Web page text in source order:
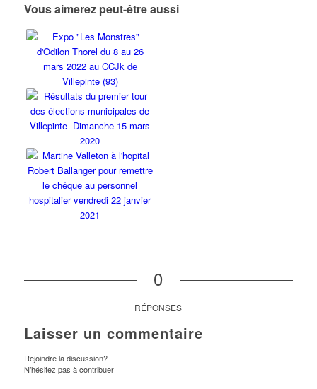
Vous aimerez peut-être aussi
0
RÉPONSES
Laisser un commentaire
Rejoindre la discussion?
N’hésitez pas à contribuer !